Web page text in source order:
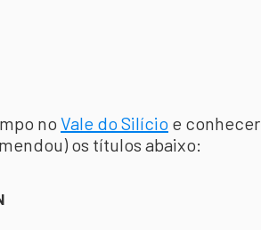
no Vale do Silício e conhecer
os títulos abaixo: